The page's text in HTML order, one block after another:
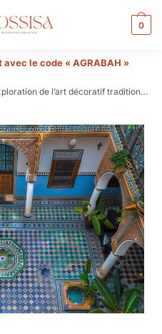
0
avec le code « AGRABAH »
de l’art décoratif traditionnel